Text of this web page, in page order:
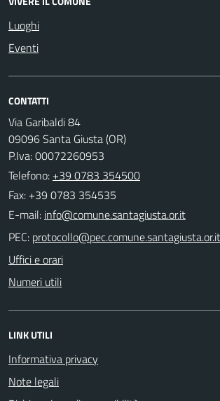
Luoghi
Eventi
CONTATTI
Via Garibaldi 84
09096 Santa Giusta (OR)
P.Iva: 00072260953
Telefono: +39 0783 354500
Fax: +39 0783 354535
E-mail:
PEC:
Uffici e orari
Numeri utili
LINK UTILI
Informativa privacy
Note legali